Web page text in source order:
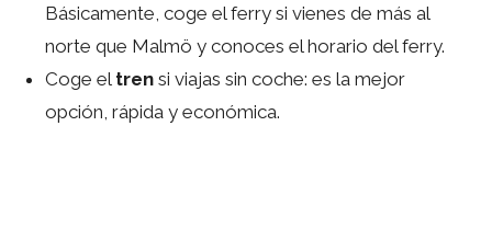
Básicamente, coge el ferry si vienes de más al
norte que Malmö y conoces el horario del ferry.
Coge el tren si viajas sin coche: es la mejor
opción, rápida y económica.